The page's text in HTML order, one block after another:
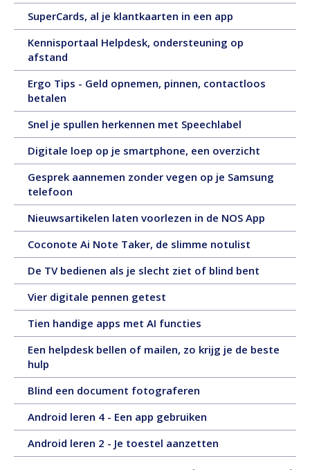
tekst,
5
pagina's
september
2025,
tekst,
11
SuperCards, al je klantkaarten in een app
september
2025,
4
pagina's
Kennisportaal Helpdesk, ondersteuning op
afstand
september
2025,
1
pagina
Ergo Tips - Geld opnemen, pinnen, contactloos
betalen
september
2025,
tekst,
7
Snel je spullen herkennen met Speechlabel
september
2025,
tekst,
3
Digitale loep op je smartphone, een overzicht
augustus
2025,
5
pagina's
Gesprek aannemen zonder vegen op je Samsung
telefoon
augustus
2025,
tekst,
5
pagina's
Nieuwsartikelen laten voorlezen in de NOS App
tekst,
Coconote Ai Note Taker, de slimme notulist
juli
2025,
tekst,
De TV bedienen als je slecht ziet of blind bent
juli
tekst,
Vier digitale pennen getest
juli
2025,
tekst,
8
Tien handige apps met AI functies
juli
2025,
9
Een helpdesk bellen of mailen, zo krijg je de beste
hulp
juli
2025,
tekst,
6
pagina's
Blind een document fotograferen
juli
2025,
tekst,
5
Android leren 4 - Een app gebruiken
juli
2025,
tekst,
Android leren 2 - Je toestel aanzetten
juli